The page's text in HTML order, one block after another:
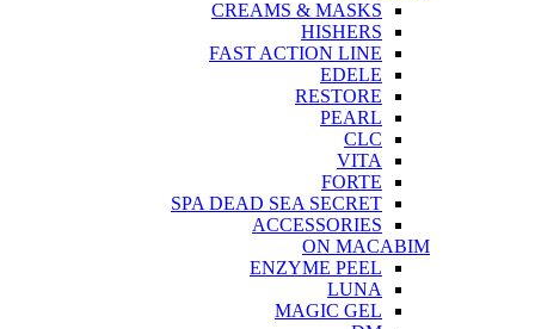
CREAMS & MASKS
HISHERS
FAST ACTION LINE
EDELE
RESTORE
PEARL
CLC
VITA
FORTE
SPA DEAD SEA SECRET
ACCESSORIES
ON MACABIM
ENZYME PEEL
LUNA
MAGIC GEL